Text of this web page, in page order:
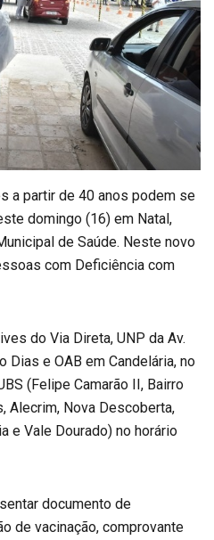
a partir de 40 anos podem se
domingo (16) em Natal,
de Saúde. Neste novo
com Deficiência com
do Via Direta, UNP da Av.
Dias e OAB em Candelária, no
(Felipe Camarão II, Bairro
Alecrim, Nova Descoberta,
e Vale Dourado) no horário
documento de
de vacinação, comprovante